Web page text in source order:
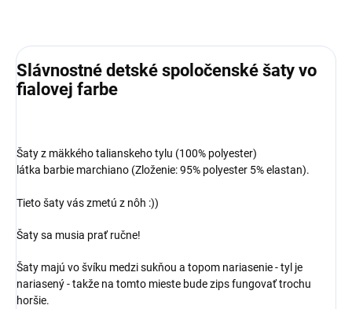
Slávnostné detské spoločenské šaty vo
fialovej farbe
Šaty z mäkkého talianskeho tylu (100% polyester)
​látka barbie marchiano (Zloženie: 95% polyester 5% elastan).
Tieto šaty vás zmetú z nôh :))
Šaty sa musia prať ručne!
Šaty majú vo švíku medzi sukňou a topom nariasenie - tyl je
nariasený - takže na tomto mieste bude zips fungovať trochu
horšie.